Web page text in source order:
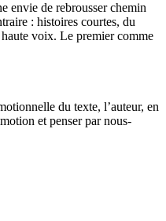
envie de rebrousser chemin
: histoires courtes, du
haute voix. Le premier comme
du texte, l’auteur, en
et penser par nous-